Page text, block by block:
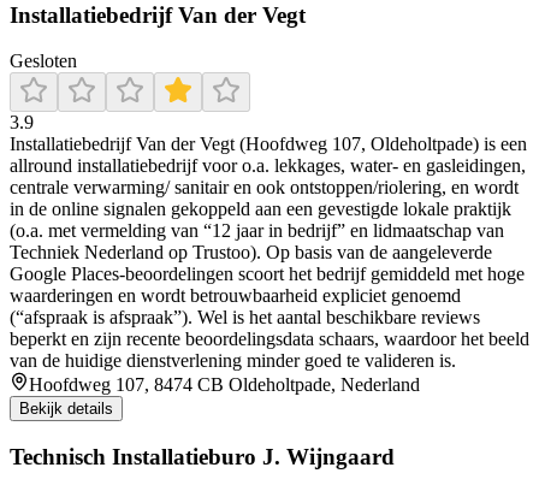
Installatiebedrijf Van der Vegt
Gesloten
3.9
Installatiebedrijf Van der Vegt (Hoofdweg 107, Oldeholtpade) is een
allround installatiebedrijf voor o.a. lekkages, water- en gasleidingen,
centrale verwarming/ sanitair en ook ontstoppen/riolering, en wordt
in de online signalen gekoppeld aan een gevestigde lokale praktijk
(o.a. met vermelding van “12 jaar in bedrijf” en lidmaatschap van
Techniek Nederland op Trustoo). Op basis van de aangeleverde
Google Places-beoordelingen scoort het bedrijf gemiddeld met hoge
waarderingen en wordt betrouwbaarheid expliciet genoemd
(“afspraak is afspraak”). Wel is het aantal beschikbare reviews
beperkt en zijn recente beoordelingsdata schaars, waardoor het beeld
van de huidige dienstverlening minder goed te valideren is.
Hoofdweg 107, 8474 CB Oldeholtpade, Nederland
Bekijk details
Technisch Installatieburo J. Wijngaard